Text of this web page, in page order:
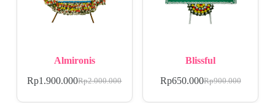
Almironis
Rp2.000.000
Rp1.900.000
Blissful
Rp900.000
Rp650.000